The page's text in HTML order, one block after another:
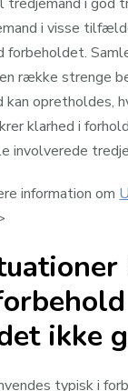
i visse
forbeholdet.
række strenge
opretholdes,
klarhed i
involverede
information om
ikke
typisk i